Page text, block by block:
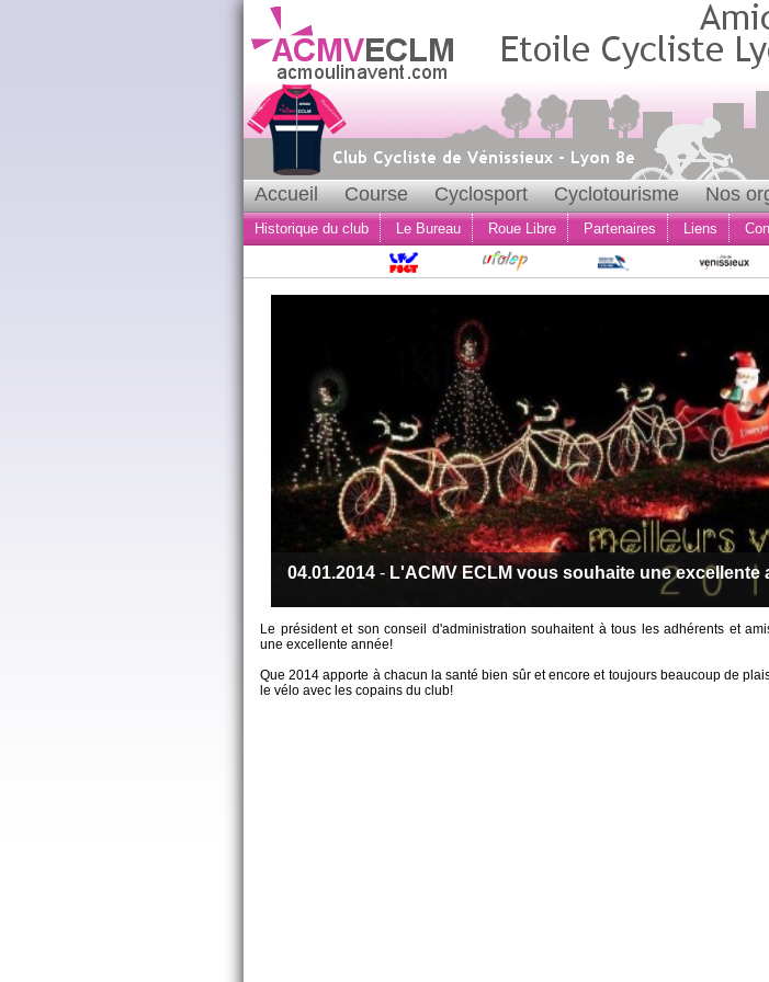
Accueil Course Cyclosport Cyclotourisme Nos
Historique du club Le Bureau Roue Libre Partenaires Liens
04.01.2014 - L'ACMV ECLM vous souhaite une excellente
Le président et son conseil d'administration souhaitent à tous les adhérents et
une excellente année!
Que 2014 apporte à chacun la santé bien sûr et encore et toujours beaucoup de
le vélo avec les copains du club!